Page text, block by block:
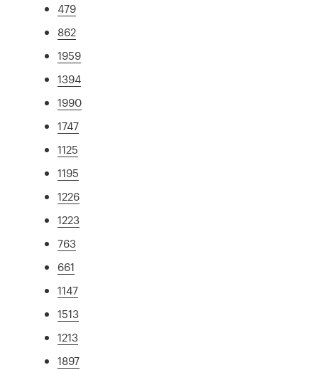
479
862
1959
1394
1990
1747
1125
1195
1226
1223
763
661
1147
1513
1213
1897